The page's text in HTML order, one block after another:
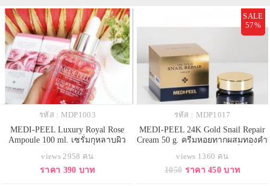
รหัส : MDP1003
MEDI-PEEL Luxury Royal Rose
Ampoule 100 ml. เซรั่มกุหลาบผิว
พันธุ์ดี 50,000ppm ผสมกับเปปไทด์ 5
ชนิด ฟื้นบำรุงเสริมสร้างความสมดุล
views 2958 คน
ราคา 390 บาท
SALE
57%
รหัส : MDP1017
MEDI-PEEL 24K Gold Snail Repair
Cream 50 g. ครีมหอยทากผสมทองคำ
ล้าและยืดและปรับความสมดุลของ
ผิวเพื่อให้มีความสมดุลและมีสุขภาพ
views 1360 คน
1050 ราคา 450 บาท